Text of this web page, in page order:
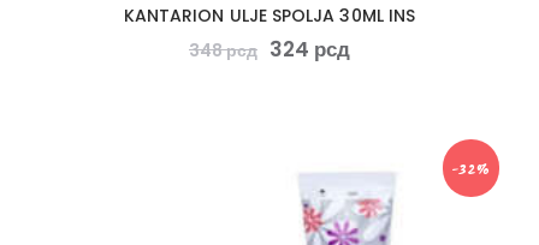
KANTARION ULJE SPOLJA 30ML INS
348рсд 324 рсд
-32%